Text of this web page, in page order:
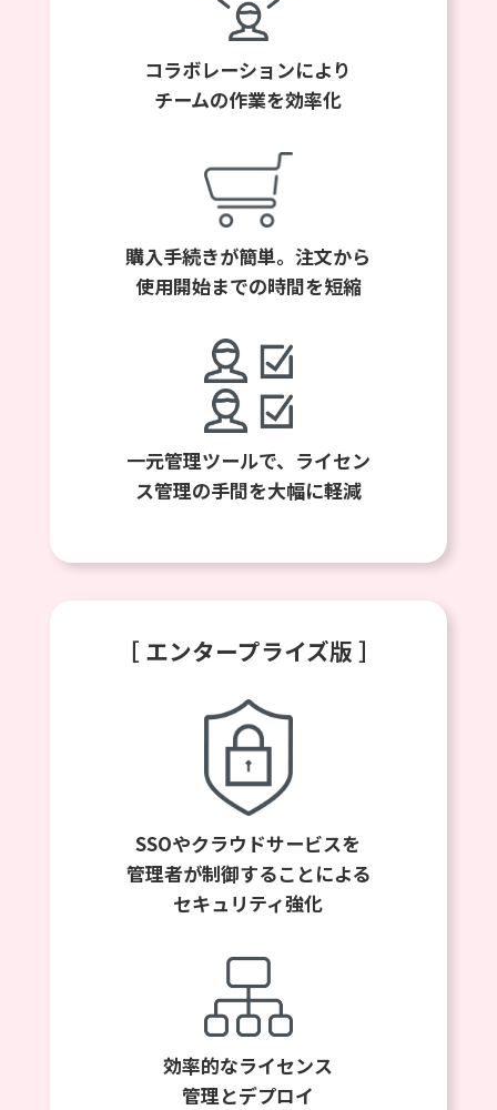
コラボレーションにより
チームの作業を効率化
購入手続きが簡単。注文から
使用開始までの時間を短縮
一元管理ツールで、ライセン
ス管理の手間を大幅に軽減
［ エンタープライズ版 ］
SSOやクラウドサービスを
管理者が制御することによる
セキュリティ強化
効率的なライセンス
管理とデプロイ